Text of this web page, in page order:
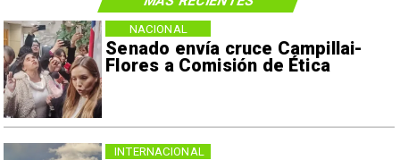
Senado envía cruce Campillai-
Flores a Comisión de Ética
NACIONAL
INTERNACIONAL